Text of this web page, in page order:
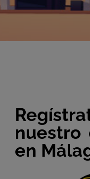
nuestro
en